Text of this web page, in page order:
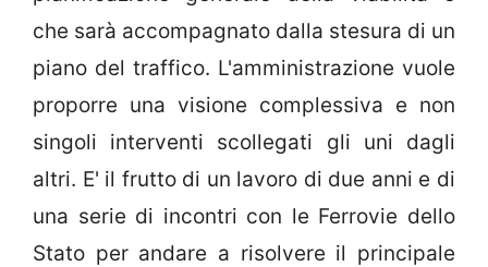
che sarà accompagnato dalla stesura di un
piano del traffico. L'amministrazione vuole
proporre una visione complessiva e non
singoli interventi scollegati gli uni dagli
altri. E' il frutto di un lavoro di due anni e di
una serie di incontri con le Ferrovie dello
Stato per andare a risolvere il principale